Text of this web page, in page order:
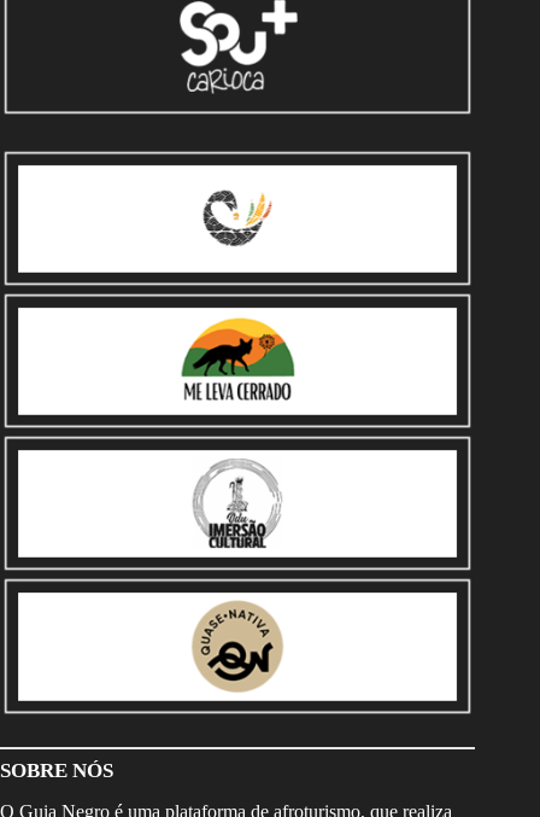
SOBRE NÓS
O Guia Negro é uma plataforma de afroturismo, que realiza